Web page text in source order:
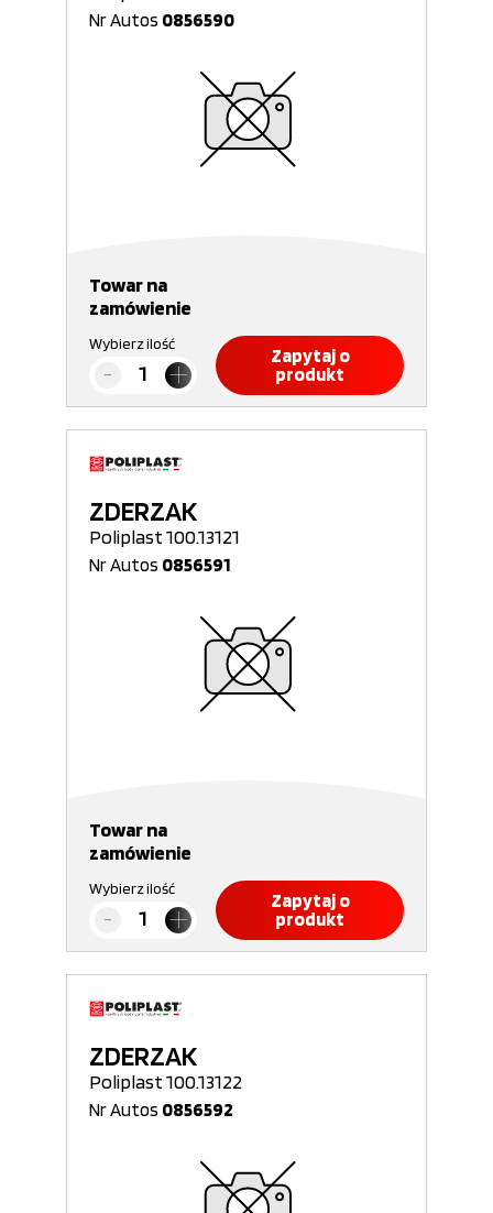
Nr Autos 0856590
Towar na
zamówienie
Wybierz ilość
Zapytaj o
produkt
ZDERZAK
Poliplast 100.13121
Nr Autos 0856591
Towar na
zamówienie
Wybierz ilość
Zapytaj o
produkt
ZDERZAK
Poliplast 100.13122
Nr Autos 0856592